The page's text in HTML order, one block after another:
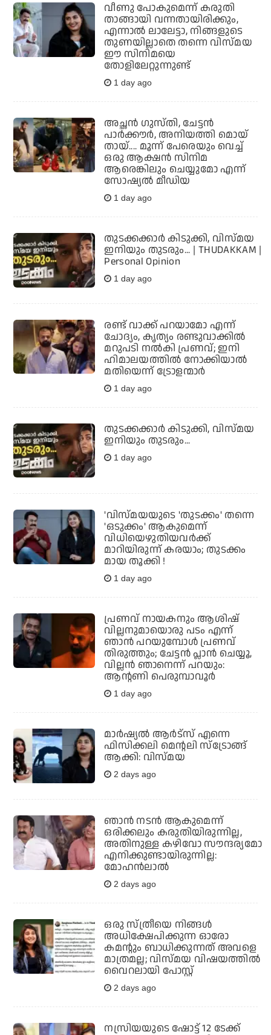
വീണു പോകുമെന്ന് കരുതി
താങ്ങായി വന്നതായിരിക്കും,
എന്നാല്‍ ലാലേട്ടാ, നിങ്ങളുടെ
തുണയില്ലാതെ തന്നെ വിസ്മയ
ഈ സിനിമയെ
തോളിലേറ്റുന്നുണ്ട്
1 day ago
അച്ഛന്‍ ഗുസ്തി, ചേട്ടന്‍
പാര്‍ക്കൗര്‍, അനിയത്തി മൊയ്
തായ്.... മൂന്ന് പേരെയും വെച്ച്
ഒരു ആക്ഷന്‍ സിനിമ
ആരെങ്കിലും ചെയ്യുമോ എന്ന്
സോഷ്യല്‍ മീഡിയ
1 day ago
തുടക്കക്കാര്‍ കിടുക്കി, വിസ്മയ
ഇനിയും തുടരും... | THUDAKKAM |
Personal Opinion
1 day ago
രണ്ട് വാക്ക് പറയാമോ എന്ന്
ചോദ്യം, കൃത്യം രണ്ടുവാക്കില്‍
മറുപടി നല്‍കി പ്രണവ്; ഇനി
ഹിമാലയത്തില്‍ നോക്കിയാല്‍
മതിയെന്ന് ട്രോളന്മാര്‍
1 day ago
തുടക്കക്കാര്‍ കിടുക്കി, വിസ്മയ
ഇനിയും തുടരും...
1 day ago
'വിസ്മയയുടെ 'തുടക്കം' തന്നെ
'ഒടുക്കം' ആകുമെന്ന്
വിധിയെഴുതിയവര്‍ക്ക്
മാറിയിരുന്ന് കരയാം; തുടക്കം
മായ തൂക്കി !
1 day ago
പ്രണവ് നായകനും ആശിഷ്
വില്ലനുമായൊരു പടം എന്ന്
ഞാന്‍ പറയുമ്പോള്‍ പ്രണവ്
തിരുത്തും; ചേട്ടന്‍ പ്ലാന്‍ ചെയ്യൂ,
വില്ലന്‍ ഞാനെന്ന് പറയും:
ആന്റണി പെരുമ്പാവൂര്‍
1 day ago
മാർഷ്യൽ ആർട്സ് എന്നെ
ഫിസിക്കലി മെന്റലി സ്ട്രോങ്ങ്
ആക്കി: വിസ്മയ
2 days ago
ഞാൻ നടൻ ആകുമെന്ന്
ഒരിക്കലും കരുതിയിരുന്നില്ല,
അതിനുള്ള കഴിവോ സൗന്ദര്യമോ
എനിക്കുണ്ടായിരുന്നില്ല:
മോഹൻലാൽ
2 days ago
ഒരു സ്ത്രീയെ നിങ്ങള്‍
അധിക്ഷേപിക്കുന്ന ഓരോ
കമന്റും ബാധിക്കുന്നത് അവളെ
മാത്രമല്ല; വിസ്മയ വിഷയത്തില്‍
വൈറലായി പോസ്റ്റ്
2 days ago
നസ്രിയയുടെ ഷോട്ട് 12 ടേക്ക്